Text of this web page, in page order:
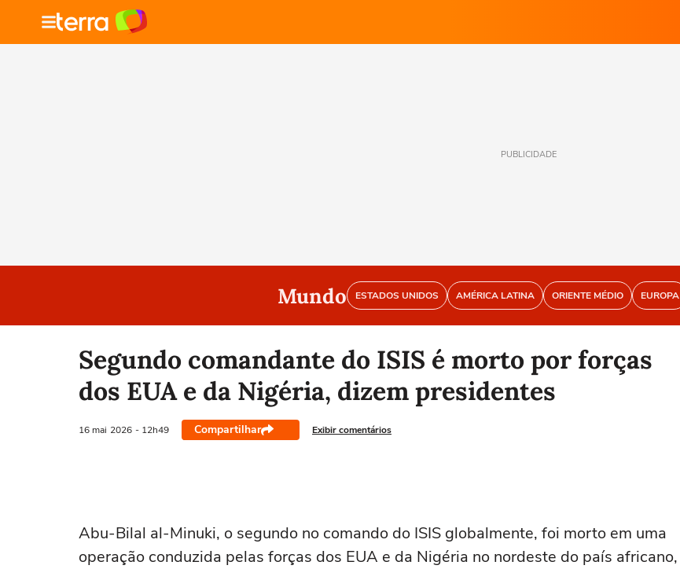
PUBLICIDADE
Mundo ESTADOS UNIDOS AMÉRICA LATINA ORIENTE MÉDIO EUROPA
Segundo comandante do ISIS é morto por forças
dos EUA e da Nigéria, dizem presidentes
16 mai 2026 - 12h49 Compartilhar Exibir comentários
Abu-Bilal al-Minuki, ‌o segundo no comando do ISIS globalmente, foi morto em uma
operação conduzida pelas forças dos EUA e da Nigéria no nordeste ⁠do país africano,